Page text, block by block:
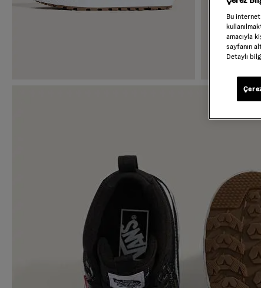
Bu internet
amacıyla
sayfanın
Detaylı